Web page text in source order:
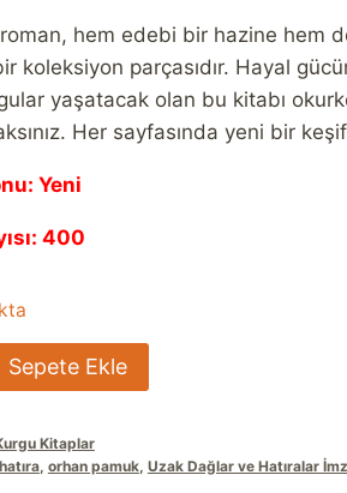
roman, hem edebi bir hazine hem
koleksiyon parçasıdır. Hayal
yaşatacak olan bu kitabı
Her sayfasında yeni bir
Yeni
400
Sepete Ekle
Kitaplar
, orhan pamuk, Uzak Dağlar ve Hatıralar